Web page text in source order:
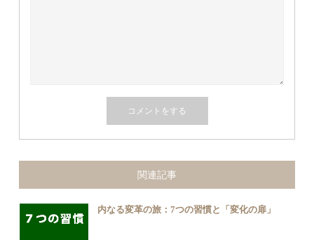
関連記事
内なる変革の旅：7つの習慣と「変化の扉」